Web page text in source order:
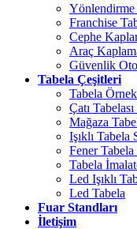
Yönlendirme
Franchise
Cephe
Araç
Güvenlik
Tabela Çeşitleri
Tabela
Çatı
Mağaza
Işıklı Tabela
Fener
Tabela
Led Işıklı
Led Tabela
Fuar Standları
İletişim